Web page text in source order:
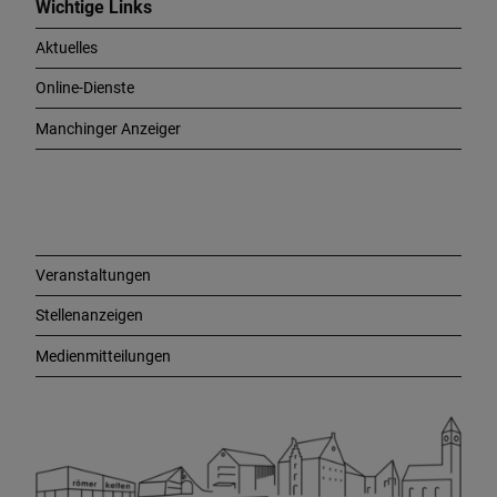
Wichtige Links
Aktuelles
Online-Dienste
Manchinger Anzeiger
Veranstaltungen
Stellenanzeigen
Medienmitteilungen